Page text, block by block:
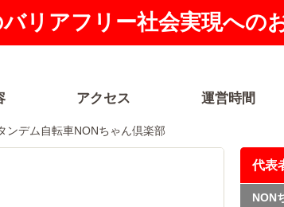
リアフリー社会実現への
アクセス 運営時間
ンデム自転車NONちゃん倶楽部
代表
NON